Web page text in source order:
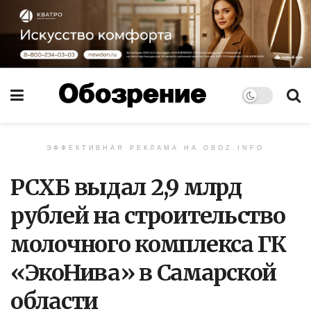
ЭФФЕКТИВНАЯ РЕКЛАМА НА OBOZ.INFO
РСХБ выдал 2,9 млрд
рублей на строительство
молочного комплекса ГК
«ЭкоНива» в Самарской
области